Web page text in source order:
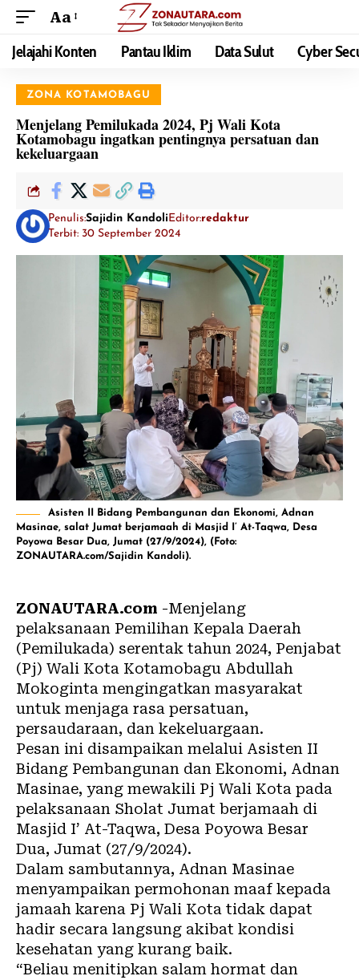
Aa
Jelajahi Konten Pantau Iklim Data Sulut Cyber
ZONA KOTAMOBAGU
Menjelang Pemilukada 2024, Pj Wali Kota
Kotamobagu ingatkan pentingnya persatuan dan
kekeluargaan
Penulis:Sajidin KandoliEditor:redaktur
Terbit: 30 September 2024
Asisten II Bidang Pembangunan dan Ekonomi, Adnan
Masinae, salat Jumat berjamaah di Masjid I’ At-Taqwa, Desa
Poyowa Besar Dua, Jumat (27/9/2024), (Foto:
ZONAUTARA.com/Sajidin Kandoli).
ZONAUTARA.com -Menjelang
pelaksanaan Pemilihan Kepala Daerah
(Pemilukada) serentak tahun 2024, Penjabat
(Pj) Wali Kota Kotamobagu Abdullah
Mokoginta mengingatkan masyarakat
untuk menjaga rasa persatuan,
persaudaraan, dan kekeluargaan.
Pesan ini disampaikan melalui Asisten II
Bidang Pembangunan dan Ekonomi, Adnan
Masinae, yang mewakili Pj Wali Kota pada
pelaksanaan Sholat Jumat berjamaah di
Masjid I’ At-Taqwa, Desa Poyowa Besar
Dua, Jumat (27/9/2024).
Dalam sambutannya, Adnan Masinae
menyampaikan permohonan maaf kepada
jamaah karena Pj Wali Kota tidak dapat
hadir secara langsung akibat kondisi
kesehatan yang kurang baik.
“Beliau menitipkan salam hormat dan